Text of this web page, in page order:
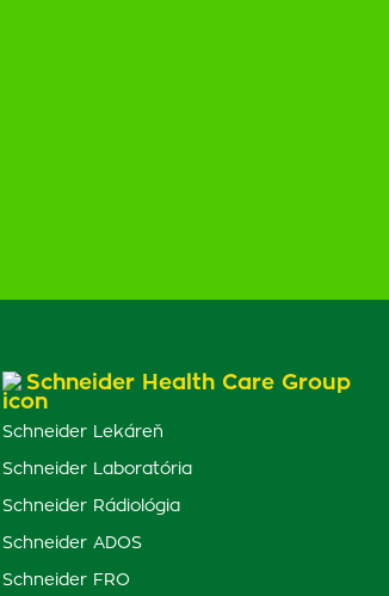
Schneider Health Care Group
Schneider Lekáreň
Schneider Laboratória
Schneider Rádiológia
Schneider ADOS
Schneider FRO